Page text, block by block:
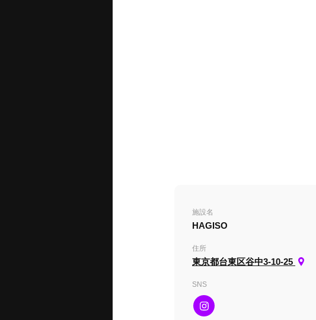
施設名
HAGISO
住所
東京都台東区谷中3-10-25
SNS